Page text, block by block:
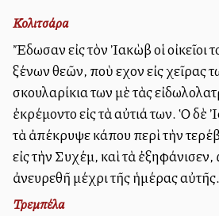
Κολιτσάρα
Ἔδωσαν εἰς τὸν Ἰακὼβ οἱ οἰκεῖοι
ξένων θεῶν, ποὺ εἶχον εἰς χεῖρας
σκουλαρίκια των μὲ τὰς
ἐκρέμοντο εἰς τὰ αὐτιά των. Ὁ δὲ
τὰ ἀπέκρυψε κάπου περὶ τὴν
εἰς τὴν Συχέμ, καὶ τὰ
ἀνευρεθῆ μέχρι τῆς ἡμέρας αὐτῆς.
Τρεμπέλα